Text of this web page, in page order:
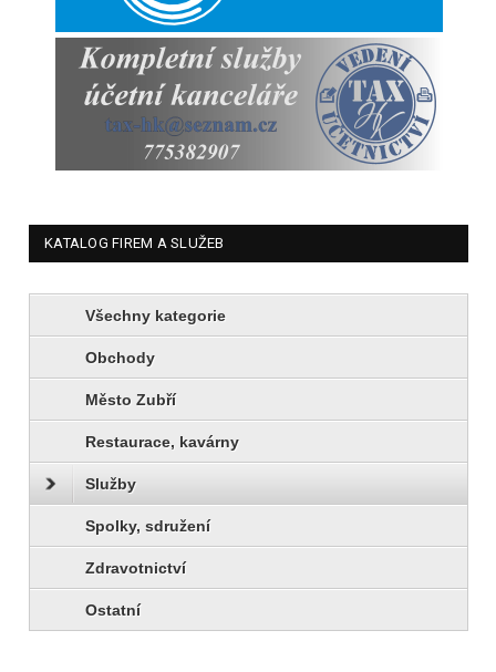
KATALOG FIREM A SLUŽEB
Všechny kategorie
Obchody
Město Zubří
Restaurace, kavárny
Služby
Spolky, sdružení
Zdravotnictví
Ostatní